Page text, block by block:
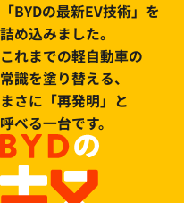
「BYDの最新EV技術」を
詰め込みました。
これまでの軽自動車の
常識を塗り替える、
まさに「再発明」と
呼べる一台です。